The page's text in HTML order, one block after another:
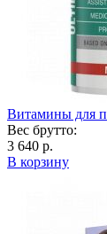
Витамины для
Вес брутто:
3 640 р.
В корзину